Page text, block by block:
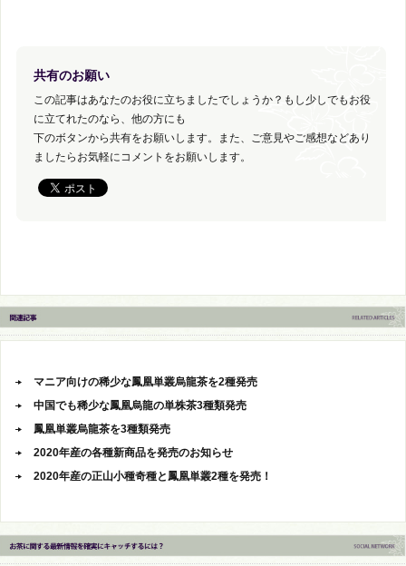
共有のお願い
この記事はあなたのお役に立ちましたでしょうか？もし少しでもお役
に立てれたのなら、他の方にも
下のボタンから共有をお願いします。また、ご意見やご感想などあり
ましたらお気軽にコメントをお願いします。
マニア向けの稀少な鳳凰単叢烏龍茶を2種発売
中国でも稀少な鳳凰烏龍の単株茶3種類発売
鳳凰単叢烏龍茶を3種類発売
2020年産の各種新商品を発売のお知らせ
2020年産の正山小種奇種と鳳凰単叢2種を発売！